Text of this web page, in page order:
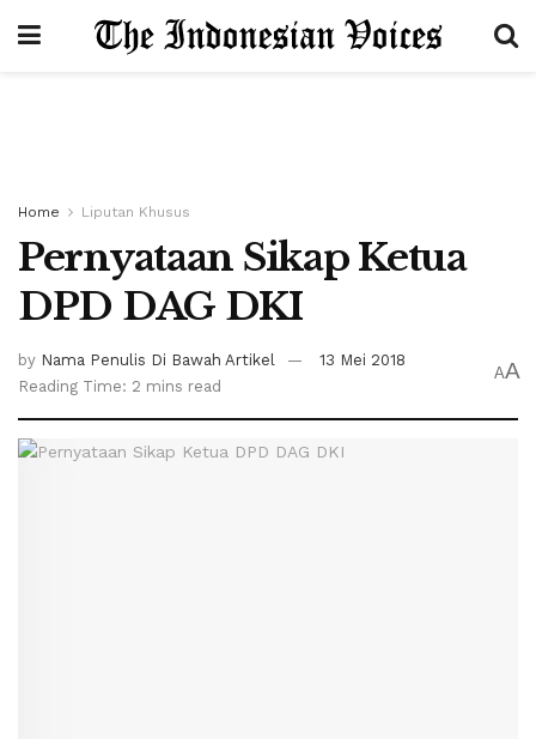
Home Liputan Khusus
Pernyataan Sikap Ketua
DPD DAG DKI
by Nama Penulis Di Bawah Artikel
13 Mei 2018
Reading Time: 2 mins read
AA